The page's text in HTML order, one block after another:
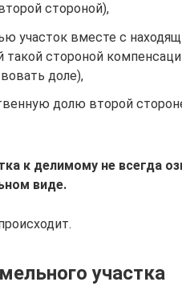
стороной),
участок вместе с
такой стороной
доле),
долю второй
к делимому не всегда
виде.
участка